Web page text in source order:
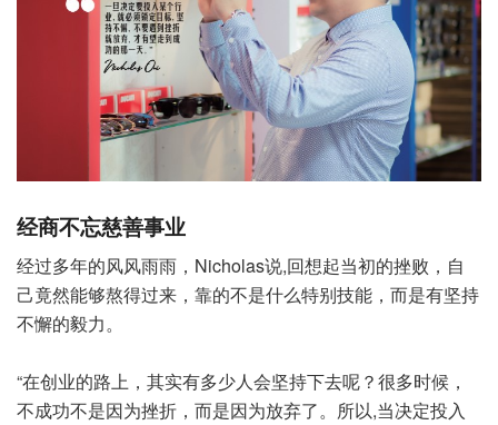
经商不忘慈善事业
经过多年的风风雨雨，Nicholas说,回想起当初的挫败，自
己竟然能够熬得过来，靠的不是什么特别技能，而是有坚持
不懈的毅力。
“在创业的路上，其实有多少人会坚持下去呢？很多时候，
不成功不是因为挫折，而是因为放弃了。所以,当决定投入